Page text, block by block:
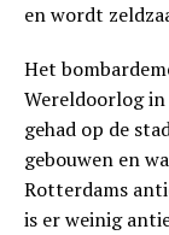
en wordt
Het
Wereldoorlog
gehad op de
gebouwen en
Rotterdams
is er weinig